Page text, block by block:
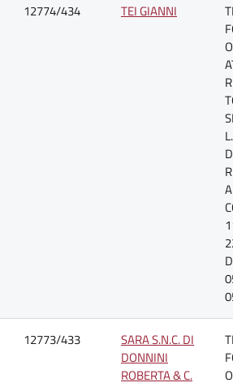
12774/434 TEI GIANNI
12773/433
SARA S.N.C. DI
DONNINI
ROBERTA & C.